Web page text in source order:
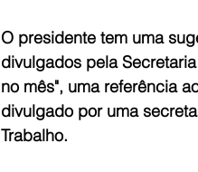
O presidente tem uma
divulgados pela
no mês", uma referência
divulgado por uma
Trabalho.